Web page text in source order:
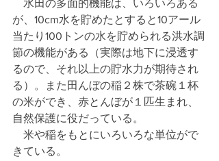
水田の多面的機能は、いろいろある
が、10cm水を貯めたとすると10アール
当たり100トンの水を貯められる洪水調
節の機能がある（実際は地下に浸透す
るので、それ以上の貯水力が期待され
る）。また田んぼの稲２株で茶碗１杯
の米ができ、赤とんぼが１匹生まれ、
自然保護に役だっている。
米や稲をもとにいろいろな単位がで
きている。